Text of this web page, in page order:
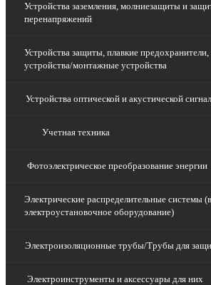
Устройства заземления, молниезащиты и
перенапряжений
Устройства защиты, плавкие
устройства/монтажные устройства
Устройства оптической и акустической
Учетная техника
Фотоэлектрическое преобразование энергии
Электрические распределительные системы
электроустановочное оборудование)
Электроизоляционные трубы/Трубы для
Электроинструменты и аксессуары для них